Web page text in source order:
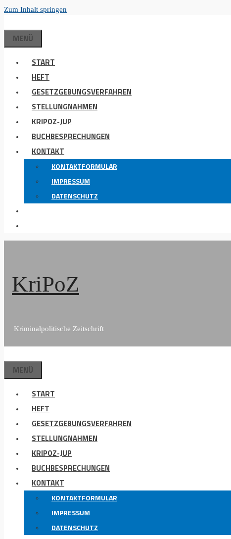
Zum Inhalt springen
MENÜ
START
HEFT
GESETZGEBUNGSVERFAHREN
STELLUNGNAHMEN
KRIPOZ-JUP
BUCHBESPRECHUNGEN
KONTAKT
KONTAKTFORMULAR
IMPRESSUM
DATENSCHUTZ
KriPoZ
Kriminalpolitische Zeitschrift
MENÜ
START
HEFT
GESETZGEBUNGSVERFAHREN
STELLUNGNAHMEN
KRIPOZ-JUP
BUCHBESPRECHUNGEN
KONTAKT
KONTAKTFORMULAR
IMPRESSUM
DATENSCHUTZ